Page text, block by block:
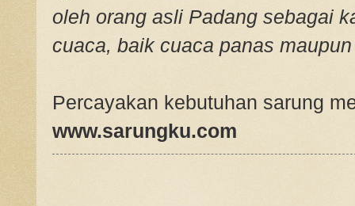
oleh orang asli Padang sebagai
cuaca, baik cuaca panas
Percayakan kebutuhan sarung
www.sarungku.com